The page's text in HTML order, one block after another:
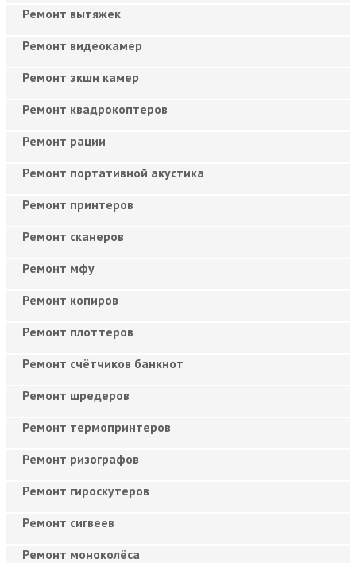
Ремонт вытяжек
Ремонт видеокамер
Ремонт экшн камер
Ремонт квадрокоптеров
Ремонт рации
Ремонт портативной акустика
Ремонт принтеров
Ремонт сканеров
Ремонт мфу
Ремонт копиров
Ремонт плоттеров
Ремонт счётчиков банкнот
Ремонт шредеров
Ремонт термопринтеров
Ремонт ризографов
Ремонт гироскутеров
Ремонт сигвеев
Ремонт моноколёса